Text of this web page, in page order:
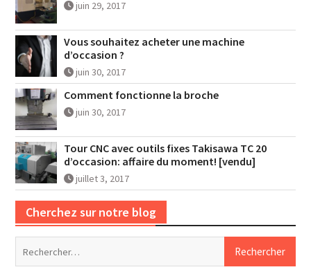
juin 29, 2017
Vous souhaitez acheter une machine
d’occasion ?
juin 30, 2017
Comment fonctionne la broche
juin 30, 2017
Tour CNC avec outils fixes Takisawa TC 20
d’occasion: affaire du moment! [vendu]
juillet 3, 2017
Cherchez sur notre blog